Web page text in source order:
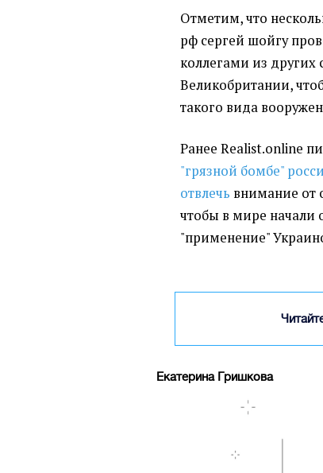
Отметим, что
рф сергей шойгу
коллегами из других
Великобритании,
такого вида
Ранее Realist.online
"грязной бомбе"
отвлечь внимание от
чтобы в мире начали
"применение"
Екатерина Гришкова